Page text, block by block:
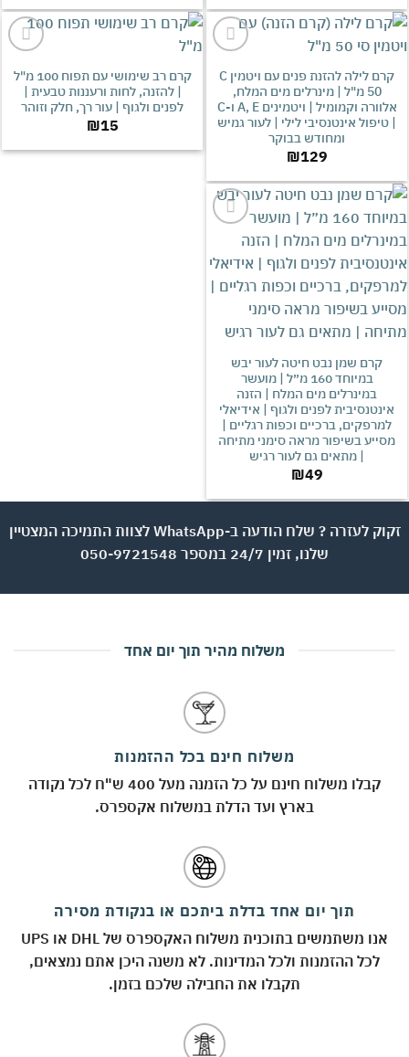
אהבתי
קרם לילה להזנת פנים עם ויטמין C
50 מ"ל | מינרלים מים המלח,
אלוורה וקמומיל | ויטמינים A, E ו-C
אינטנסיבי לילי | לעור גמיש
ומחודש בבוקר
₪
אהבתי
קרם רב שימושי עם תפוח 100 מ"ל
| להזנה, לחות ורעננות טבעית |
לפנים ולגוף | עור רך, חלק וזוהר
₪
אהבתי
שמן נבט חיטה לעור יבש
במיוחד 160 מ״ל | מועשר
במינרלים מים המלח | הזנה
לפנים ולגוף | אידיאלי
ברכיים וכפות רגליים |
בשיפור מראה סימני מתיחה
| מתאים גם לעור רגיש
₪
זקוק לעזרה ? שלח הודעה ב-WhatsApp לצוות התמיכה המצטיין
שלנו, זמין 24/7 במספר 050-9721548
משלוח מהיר תוך יום אחד
משלוח חינם בכל ההזמנות
קבלו משלוח חינם על כל הזמנה מעל 400 ש"ח לכל נקודה
בארץ ועד הדלת במשלוח אקספרס.
תוך יום אחד בדלת ביתכם או בנקודת מסירה
אנו משתמשים בתוכנית משלוח האקספרס של DHL או UPS
לכל ההזמנות ולכל המדינות. לא משנה היכן אתם נמצאים,
תקבלו את החבילה שלכם בזמן.